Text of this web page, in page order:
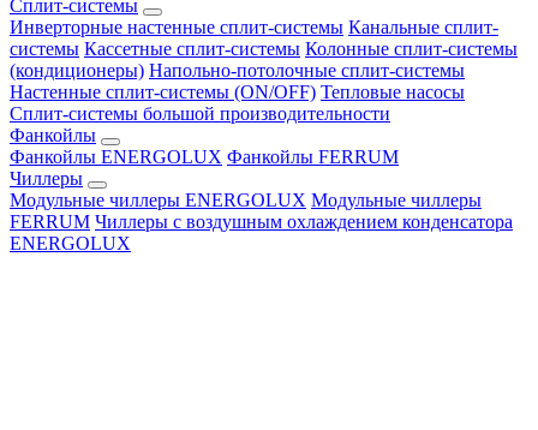
Сплит-системы
Инверторные настенные сплит-системы Канальные сплит-
системы Кассетные сплит-системы Колонные сплит-системы
(кондиционеры) Напольно-потолочные сплит-системы
Настенные сплит-системы (ON/OFF) Тепловые насосы
Сплит-системы большой производительности
Фанкойлы
Фанкойлы ENERGOLUX Фанкойлы FERRUM
Чиллеры
Модульные чиллеры ENERGOLUX Модульные чиллеры
FERRUM Чиллеры с воздушным охлаждением конденсатора
ENERGOLUX